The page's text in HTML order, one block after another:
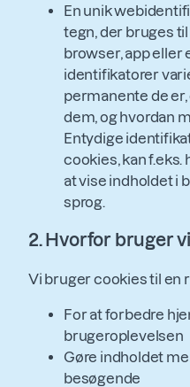
En unik
tegn, der bruges
browser, app eller
identifikatorer
permanente de
dem, og hvordan
Entydige
cookies, kan
at vise indholdet i
sprog.
2. Hvorfor bruger
Vi bruger cookies til en
For at forbedre
brugeroplevelsen
Gøre indholdet
besøgende